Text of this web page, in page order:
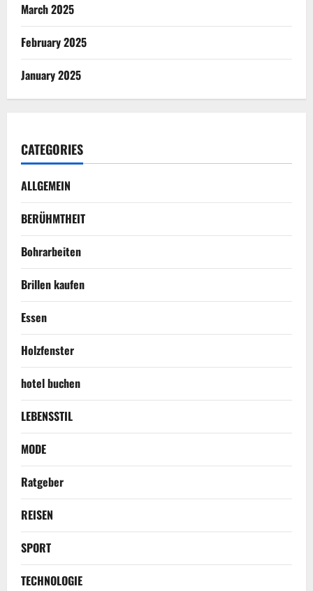
March 2025
February 2025
January 2025
CATEGORIES
ALLGEMEIN
BERÜHMTHEIT
Bohrarbeiten
Brillen kaufen
Essen
Holzfenster
hotel buchen
LEBENSSTIL
MODE
Ratgeber
REISEN
SPORT
TECHNOLOGIE